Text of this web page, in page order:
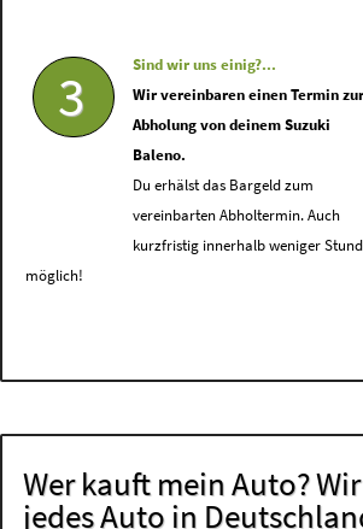
3
Sind wir uns einig?...
Wir vereinbaren einen Termin
Abholung von deinem Suzuki
Baleno.
Du erhälst das Bargeld zum
vereinbarten Abholtermin. Auch
kurzfristig innerhalb weniger
möglich!
Wer kauft mein Auto?
jedes Auto in